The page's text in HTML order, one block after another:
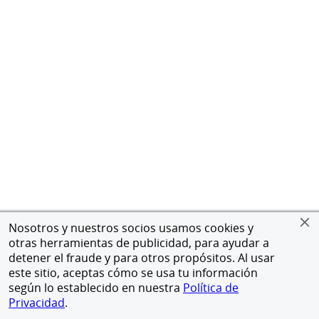
Nosotros y nuestros socios usamos cookies y
otras herramientas de publicidad, para ayudar a
detener el fraude y para otros propósitos. Al usar
este sitio, aceptas cómo se usa tu información
según lo establecido en nuestra Política de
Privacidad.